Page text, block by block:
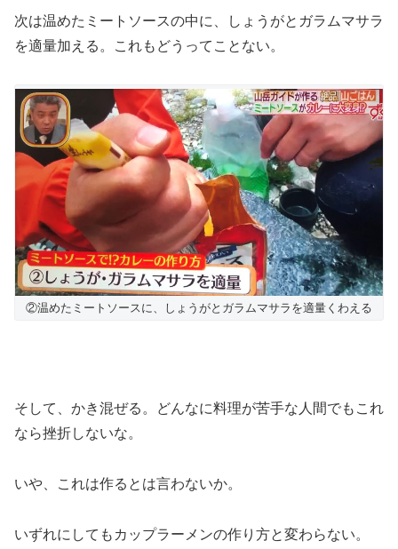
次は温めたミートソースの中に、しょうがとガラムマサラ
を適量加える。これもどうってことない。
②温めたミートソースに、しょうがとガラムマサラを適量くわえる
そして、かき混ぜる。どんなに料理が苦手な人間でもこれ
なら挫折しないな。
いや、これは作るとは言わないか。
いずれにしてもカップラーメンの作り方と変わらない。